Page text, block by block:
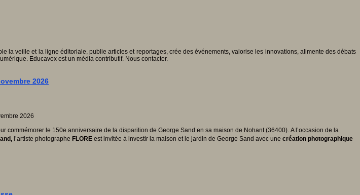
la veille et la ligne éditoriale, publie articles et reportages, crée des événements, valorise les innovations, alimente des débats
Educavox est un média contributif. Nous contacter.
2026
le 150e anniversaire de la disparition de George Sand en sa maison de Nohant (36400). A l’occasion de la
l’artiste photographe FLORE est invitée à investir la maison et le jardin de George Sand avec une création photographique